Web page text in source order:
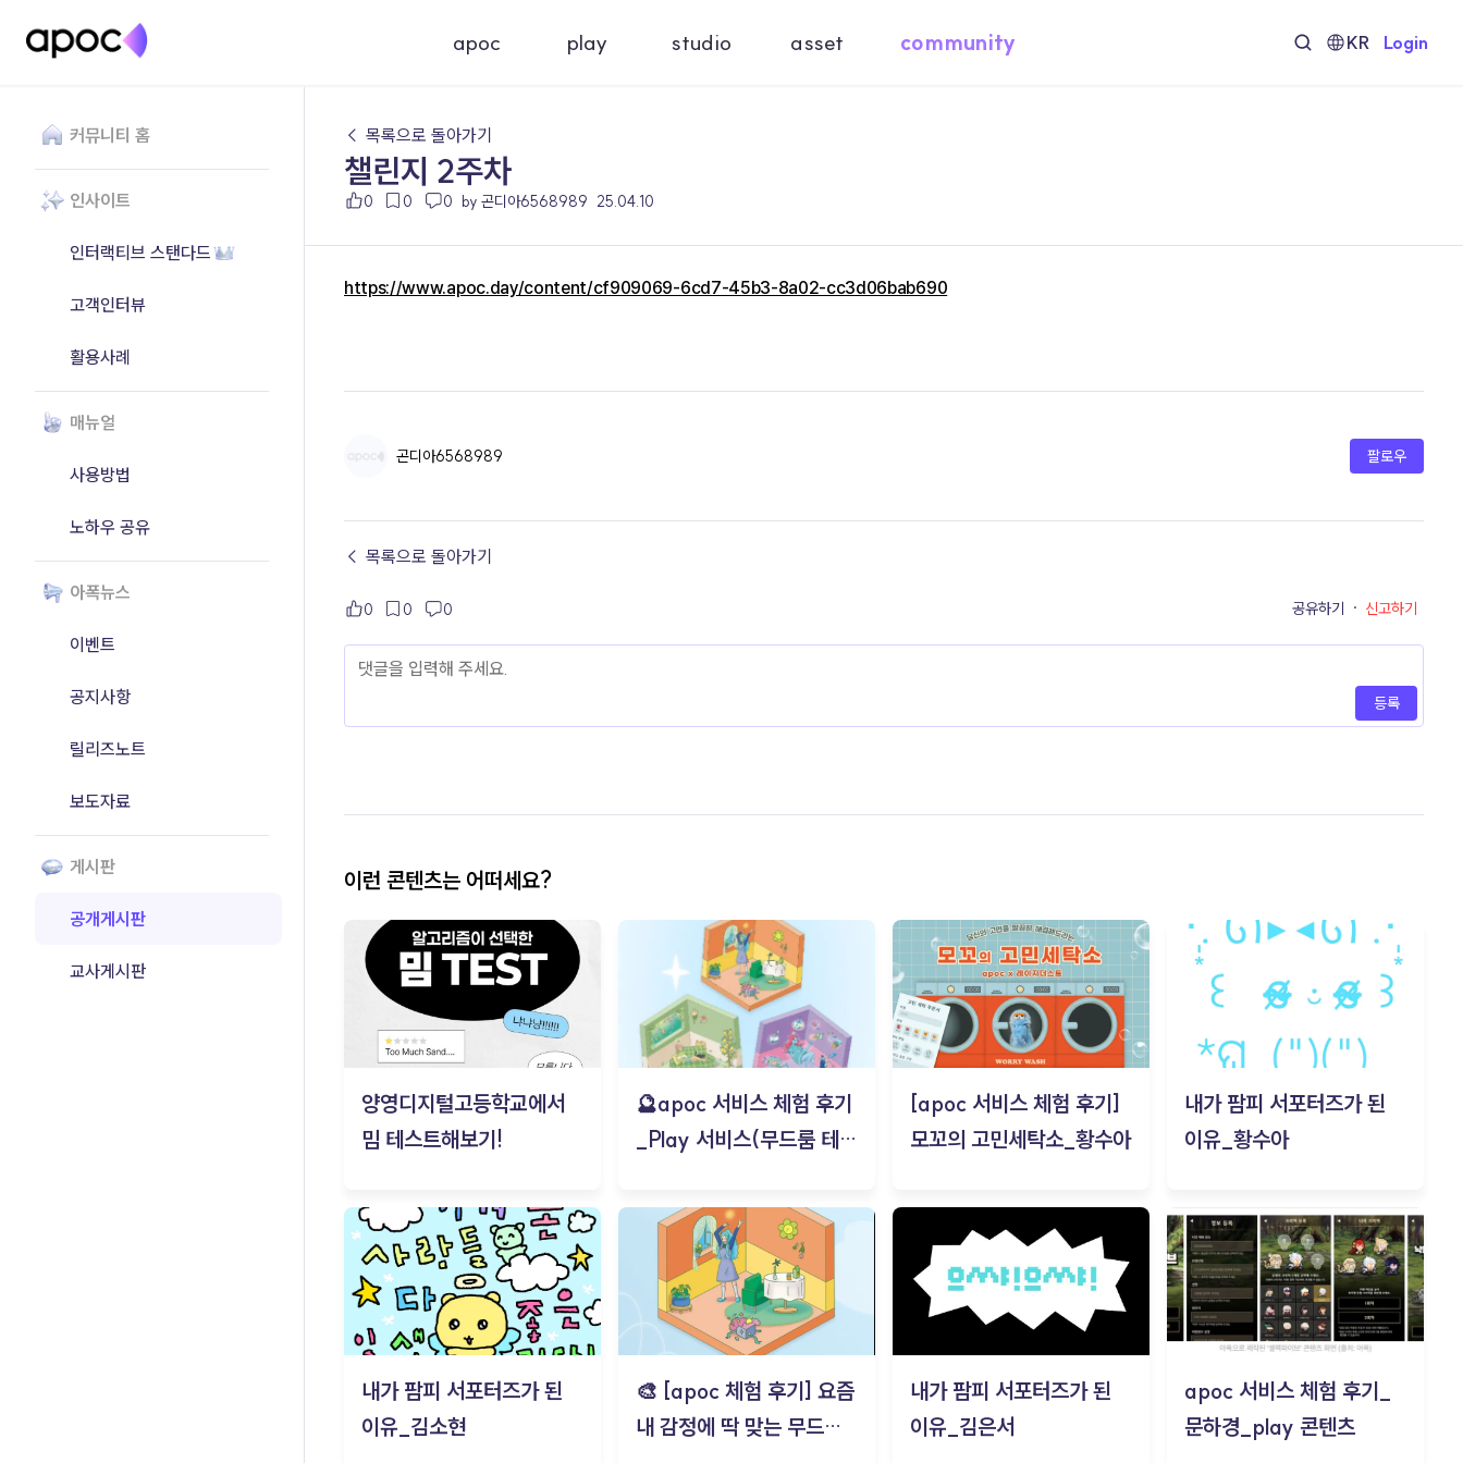
apoc play studio asset community KR Login
커뮤니티 홈
인사이트
인터랙티브 스탠다드
고객인터뷰
활용사례
매뉴얼
사용방법
노하우 공유
아폭뉴스
이벤트
공지사항
릴리즈노트
보도자료
게시판
공개게시판
교사게시판
← 목록으로 돌아가기
챌린지 2주차
0 0 0 by 곤디아6568989 25.04.10
https://www.apoc.day/content/cf909069-6cd7-45b3-8a02-cc3d06bab690
곤디아6568989 팔로우
← 목록으로 돌아가기
0 0 0 공유하기 · 신고하기
등록
이런 콘텐츠는 어떠세요?
양영디지털고등학교에서
밈 테스트해보기!
🔮apoc 서비스 체험 후기
_Play 서비스(무드룸 테스
[apoc 서비스 체험 후기]
모꼬의 고민세탁소_황수아
내가 팜피 서포터즈가 된
이유_황수아
내가 팜피 서포터즈가 된
이유_김소현
🎨 [apoc 체험 후기] 요즘
내 감정에 딱 맞는 무드룸
내가 팜피 서포터즈가 된
이유_김은서
apoc 서비스 체험 후기_
문하경_play 콘텐츠